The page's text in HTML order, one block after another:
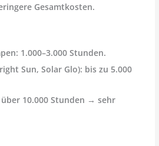
Gesamtkosten.
1.000–3.000 Stunden.
Sun, Solar Glo): bis zu 5.000
10.000 Stunden → sehr